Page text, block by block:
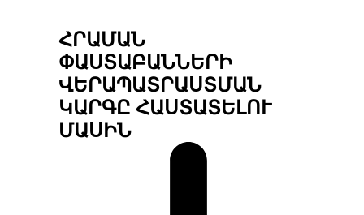
ՀՐԱՄԱՆ
ՓԱՍՏԱԲԱՆՆԵՐԻ
ՎԵՐԱՊԱՏՐԱՍՏՄԱՆ
ԿԱՐԳԸ ՀԱՍՏԱՏԵԼՈՒ
ՄԱՍԻՆ